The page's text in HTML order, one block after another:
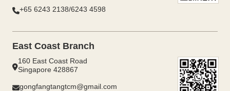
+65 6243 2138/6243 4598
East Coast Branch
160 East Coast Road
Singapore 428867
gongfangtangtcm@gmail.com